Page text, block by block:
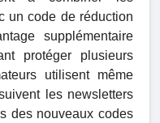
un code de réduction
supplémentaire
protéger plusieurs
utilisent même
les newsletters
des nouveaux codes